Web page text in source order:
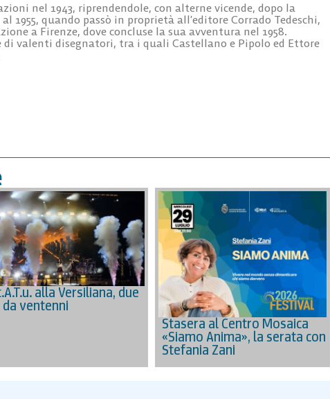
nel 1943, riprendendole, con alterne vicende, dopo la
1955, quando passò in proprietà all’editore Corrado Tedeschi,
a Firenze, dove concluse la sua avventura nel 1958.
di valenti disegnatori, tra i quali Castellano e Pipolo ed Ettore
alla Versiliana, due
ventenni
Stasera al Centro Mosaica
«Siamo Anima», la serata con
Stefania Zani